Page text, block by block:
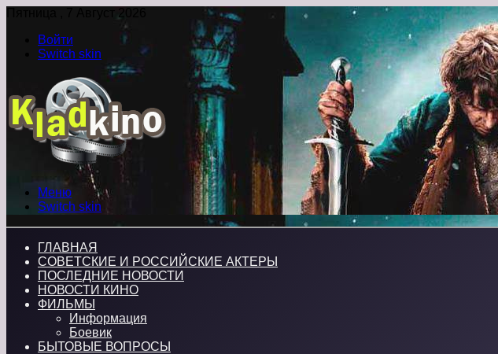
Пятница , 7 Август 2026
Войти
Switch skin
Меню
Switch skin
ГЛАВНАЯ
СОВЕТСКИЕ И РОССИЙСКИЕ АКТЕРЫ
ПОСЛЕДНИЕ НОВОСТИ
НОВОСТИ КИНО
ФИЛЬМЫ
Информация
Боевик
БЫТОВЫЕ ВОПРОСЫ